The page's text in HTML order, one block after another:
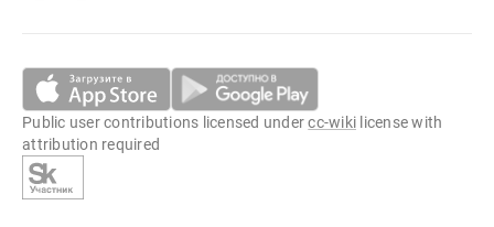
Public user contributions licensed undercc-wiki license with
attribution required